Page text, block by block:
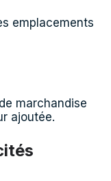
emplacements
marchandise
ajoutée.